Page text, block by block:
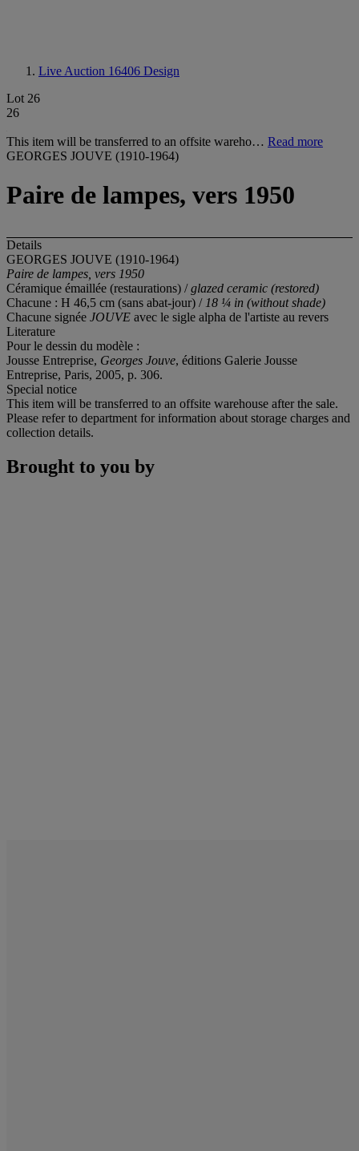
Live Auction 16406 Design
Lot 26
26
This item will be transferred to an offsite wareho… Read more
GEORGES JOUVE (1910-1964)
Paire de lampes, vers 1950
Details
GEORGES JOUVE (1910-1964)
Paire de lampes, vers 1950
Céramique émaillée (restaurations) /glazed ceramic (restored)
Chacune : H 46,5 cm (sans abat-jour) / 18 ¼ in (without shade)
Chacune signée JOUVE avec le sigle alpha de l'artiste au revers
Literature
Pour le dessin du modèle :
Jousse Entreprise, Georges Jouve, éditions Galerie Jousse
Entreprise, Paris, 2005, p. 306.
Special notice
This item will be transferred to an offsite warehouse after the sale.
Please refer to department for information about storage charges and
collection details.
Brought to you by